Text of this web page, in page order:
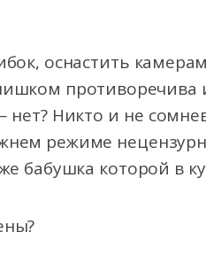
оснастить
Никто и не
режиме
бабушка которой в